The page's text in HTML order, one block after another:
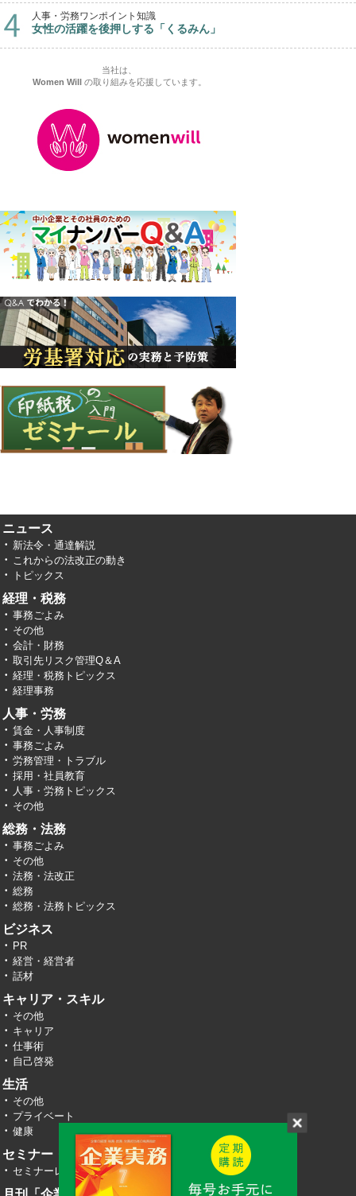
人事・労務ワンポイント知識
女性の活躍を後押しする「くるみん」
当社は、
Women Will
の取り組みを応援しています。
ニュース
新法令・通達解説
これからの法改正の動き
トピックス
経理・税務
事務ごよみ
その他
会計・財務
取引先リスク管理Q＆A
経理・税務トピックス
経理事務
人事・労務
賃金・人事制度
事務ごよみ
労務管理・トラブル
採用・社員教育
人事・労務トピックス
その他
総務・法務
事務ごよみ
その他
法務・法改正
総務
総務・法務トピックス
ビジネス
PR
経営・経営者
話材
キャリア・スキル
その他
キャリア
仕事術
自己啓発
生活
その他
プライベート
健康
セミナー・イベント
セミナーレポート